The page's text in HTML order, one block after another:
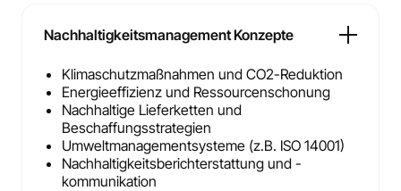
Nachhaltigkeitsmanagement Konzepte
Klimaschutzmaßnahmen und CO2-Reduktion
Energieeffizienz und Ressourcenschonung
Nachhaltige Lieferketten und
Beschaffungsstrategien
Umweltmanagementsysteme (z.B. ISO 14001)
Nachhaltigkeitsberichterstattung und -
kommunikation